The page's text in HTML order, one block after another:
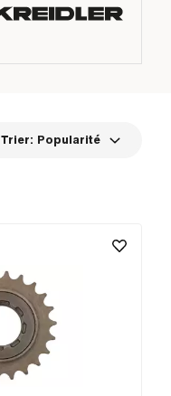
Trier: Popularité